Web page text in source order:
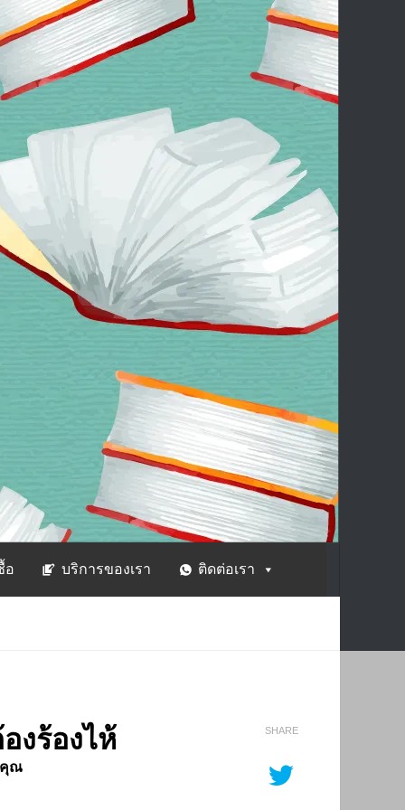
อ บริการของเรา ติดต่อเรา
งร้องไห้
คุณ
SHARE